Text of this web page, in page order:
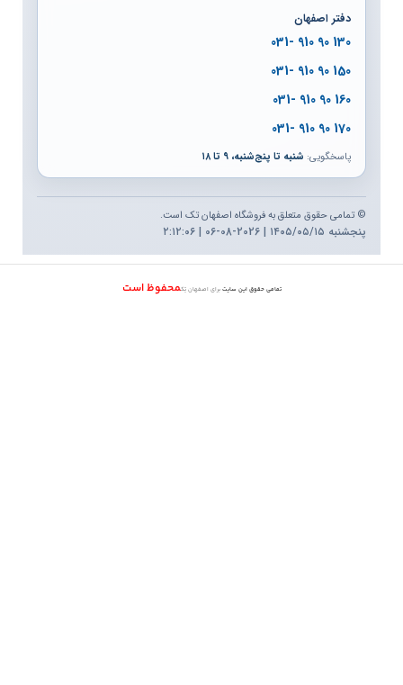
دفتر اصفهان
130 90 910 -031
150 90 910 -031
160 90 910 -031
170 90 910 -031
پاسخگویی: شنبه تا پنج‌شنبه، ۹ تا ۱۸
© تمامی حقوق متعلق به فروشگاه اصفهان تک است.
پنجشنبه ۱۴۰۵/۰۵/۱۵ | 2026-08-06 | ۲:۱۲:۰۷
تمامی حقوق این سایت برای اصفهان تِکمحفوظ است